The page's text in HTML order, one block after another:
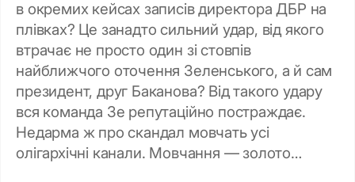
в окремих кейсах записів директора ДБР на
плівках? Це занадто сильний удар, від якого
втрачає не просто один зі стовпів
найближчого оточення Зеленського, а й сам
президент, друг Баканова? Від такого удару
вся команда Зе репутаційно постраждає.
Недарма ж про скандал мовчать усі
олігархічні канали. Мовчання — золото…